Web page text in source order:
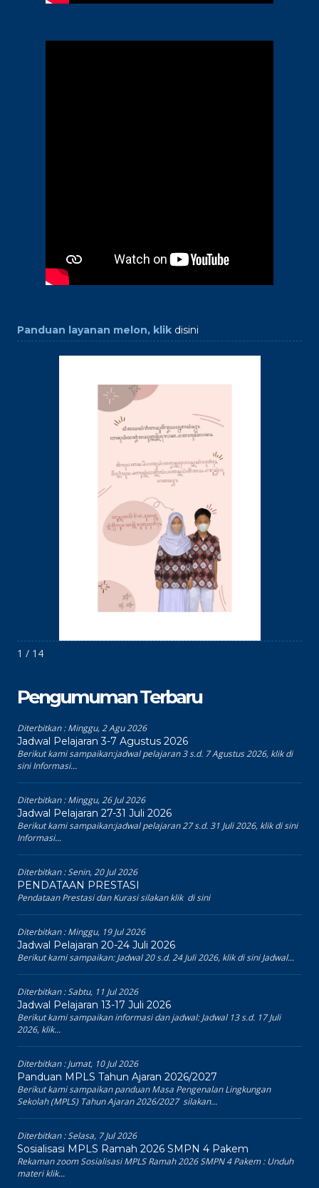
Panduan layanan melon, klik disini
1 / 14
Pengumuman Terbaru
Diterbitkan :Minggu, 2 Agu 2026
Jadwal Pelajaran 3-7 Agustus 2026
Berikut kami sampaikan:jadwal pelajaran 3 s.d. 7 Agustus 2026, klik di
sini Informasi...
Diterbitkan :Minggu, 26 Jul 2026
Jadwal Pelajaran 27-31 Juli 2026
Berikut kami sampaikan:jadwal pelajaran 27 s.d. 31 Juli 2026, klik di sini
Informasi...
Diterbitkan :Senin, 20 Jul 2026
PENDATAAN PRESTASI
Pendataan Prestasi dan Kurasi silakan klik di sini
Diterbitkan :Minggu, 19 Jul 2026
Jadwal Pelajaran 20-24 Juli 2026
Berikut kami sampaikan: Jadwal 20 s.d. 24 Juli 2026, klik di sini Jadwal...
Diterbitkan :Sabtu, 11 Jul 2026
Jadwal Pelajaran 13-17 Juli 2026
Berikut kami sampaikan informasi dan jadwal: Jadwal 13 s.d. 17 Juli
2026, klik...
Diterbitkan :Jumat, 10 Jul 2026
Panduan MPLS Tahun Ajaran 2026/2027
Berikut kami sampaikan panduan Masa Pengenalan Lingkungan
Sekolah (MPLS) Tahun Ajaran 2026/2027 silakan...
Diterbitkan :Selasa, 7 Jul 2026
Sosialisasi MPLS Ramah 2026 SMPN 4 Pakem
Rekaman zoom Sosialisasi MPLS Ramah 2026 SMPN 4 Pakem : Unduh
materi klik...